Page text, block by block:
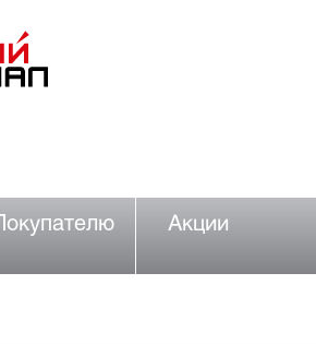
Покупателю Акции